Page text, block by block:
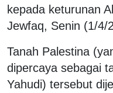
kepada keturunan
Jewfaq, Senin (1/4/
Tanah Palestina
dipercaya sebagai
Yahudi) tersebut